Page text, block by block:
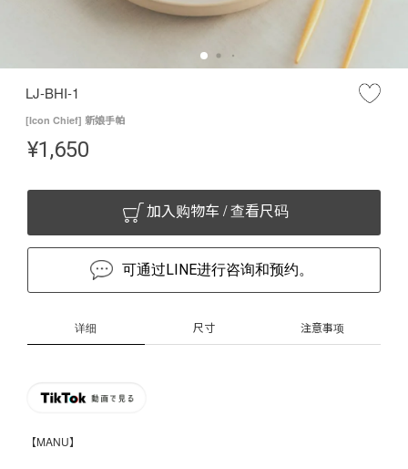
LJ-BHI-1
[Icon Chief] 新娘手帕
¥1,650
加入购物车 / 查看尺码
可通过LINE进行咨询和预约。
详细 尺寸 注意事项
【MANU】